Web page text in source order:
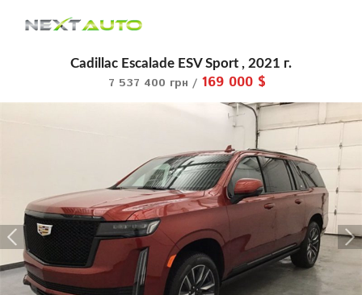
Cadillac Escalade ESV Sport , 2021 г.
7 537 400 грн / 169 000 $